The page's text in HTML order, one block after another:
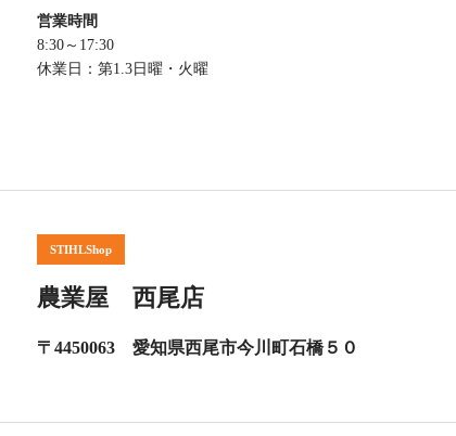
営業時間
8:30～17:30
休業日：第1.3日曜・火曜
STIHLShop
農業屋 西尾店
〒4450063 愛知県西尾市今川町石橋５０